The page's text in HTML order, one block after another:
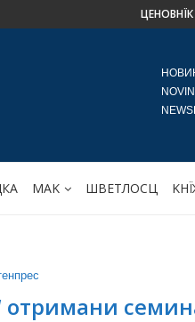
ЦЕНОВНЇК
МАK ШВЕТЛОСЦ
отримани